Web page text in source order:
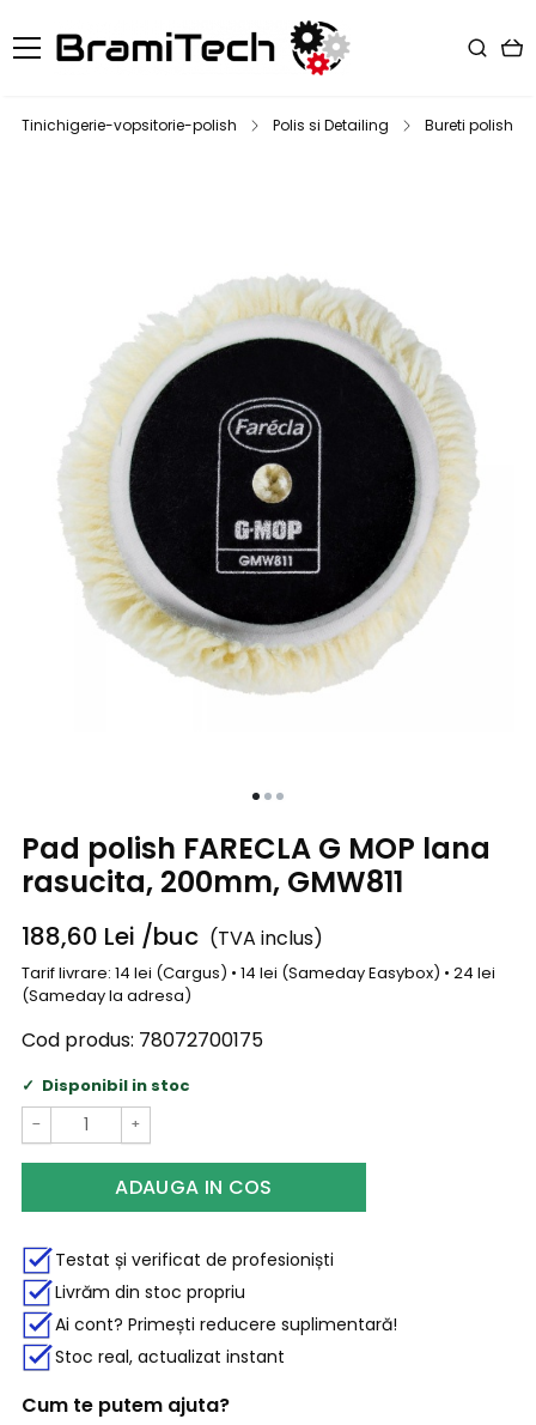
Tinichigerie-vopsitorie-polish Polis si Detailing Bureti polish
Pad polish FARECLA G MOP lana
rasucita, 200mm, GMW811
188,60 Lei /buc (TVA inclus)
Tarif livrare: 14 lei (Cargus) • 14 lei (Sameday Easybox) • 24 lei
(Sameday la adresa)
Cod produs: 78072700175
Disponibil in stoc
− +
ADAUGA IN COS
Testat și verificat de profesioniști
Livrăm din stoc propriu
Ai cont? Primești reducere suplimentară!
Stoc real, actualizat instant
Cum te putem ajuta?